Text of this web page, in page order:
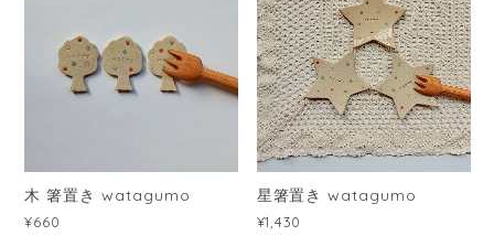
木 箸置き watagumo
¥660
星箸置き watagumo
¥1,430